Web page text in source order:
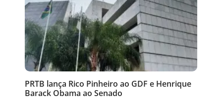
PRTB lança Rico Pinheiro ao GDF e Henrique
Barack Obama ao Senado